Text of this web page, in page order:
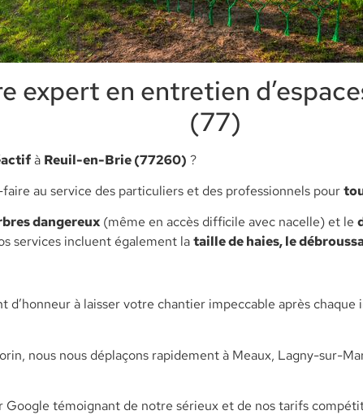
expert en entretien
(77)
à Reuil-en-Brie (77260) ?
au service des particuliers et des professionnels pour
dangereux (même en accès difficile avec nacelle) et le
services incluent également lataille de haies, le
d’honneur à laisser votre chantier impeccable après
nous nous déplaçons rapidement à Meaux, Lagny-sur-
Google témoignant de notre sérieux et de nos tarifs